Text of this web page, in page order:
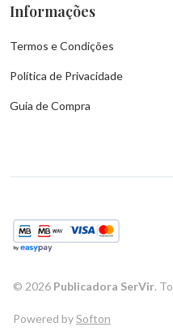
Informações
Termos e Condições
Política de Privacidade
Guia de Compra
© 2026 Publicadora SerVir.
Powered bySofton